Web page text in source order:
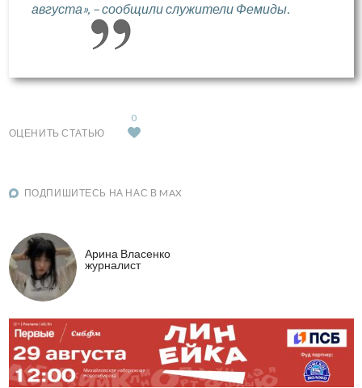
августа», – сообщили служители Фемиды.
ОЦЕНИТЬ СТАТЬЮ
0
ПОДПИШИТЕСЬ НА НАС В MAX
Арина Власенко
журналист